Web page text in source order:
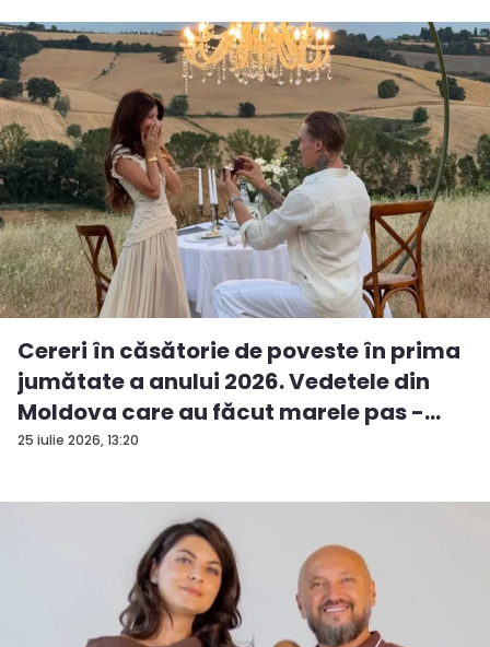
25 iulie 2026, 13:20
Cereri în căsătorie de poveste în prima
jumătate a anului 2026. Vedetele din
Moldova care au făcut marele pas -
FO...